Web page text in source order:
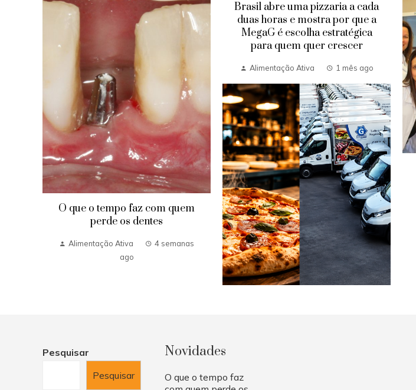
O que o tempo faz com quem
perde os dentes
Alimentação Ativa
4 semanas
ago
Brasil abre uma pizzaria a cada
duas horas e mostra por que a
MegaG é escolha estratégica
para quem quer crescer
Alimentação Ativa 1 mês ago
Pesquisar
Pesquisar
Novidades
O que o tempo faz